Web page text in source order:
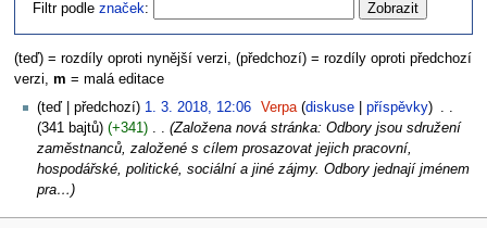
Filtr podleznaček:
(teď) = rozdíly oproti nynější verzi, (předchozí) = rozdíly oproti předchozí
verzi, m = malá editace
teď
předchozí 1. 3. 2018, 12:06 Verpa diskuse příspěvky
341 bajtů
+341
Založena nová stránka: Odbory jsou sdružení
zaměstnanců, založené s cílem prosazovat jejich pracovní,
hospodářské, politické, sociální a jiné zájmy. Odbory jednají jménem
pra…